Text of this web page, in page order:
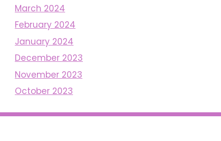
March 2024
February 2024
January 2024
December 2023
November 2023
October 2023